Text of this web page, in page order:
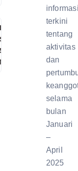
FILE
SIZE:
57
MB
terkini
tentang
aktivitas
dan
selama
bulan
Januari
–
April
2025